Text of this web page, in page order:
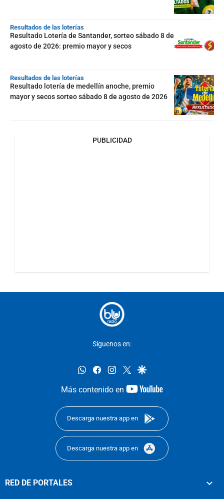
Resultados de las loterías
Resultado Lotería de Santander, sorteo sábado 8 de
agosto de 2026: premio mayor y secos
Resultados de las loterías
Resultado lotería de medellín anoche, premio
mayor y secos sorteo sábado 8 de agosto de 2026
PUBLICIDAD
Síguenos en:
whatsappfacebookinstagram
twittergoogle
Más contenido en
youtube-
Descarga nuestra app en
Descarga nuestra app en
RED DE PORTALES